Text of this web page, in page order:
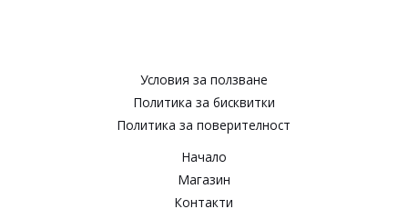
Условия за ползване​
Политика за бисквитки​
Политика за поверителност​
Начало
Магазин
Контакти